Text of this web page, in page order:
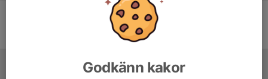
IF Eksjö Fotboll - Rödsle BK
Ränneborg 41, Eksjö
Godkänn kakor